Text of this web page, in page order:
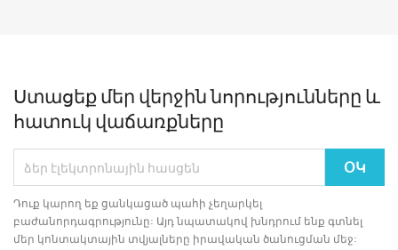
Ստացեք մեր վերջին նորությունները և
հատուկ վաճառքները
Դուք կարող եք ցանկացած պահի չեղարկել
բաժանորդագրությունը: Այդ նպատակով խնդրում ենք գտնել
մեր կոնտակտային տվյալները իրավական ծանուցման մեջ: